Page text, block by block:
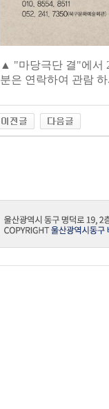
▲ "마당극단 결"에서
분은 연락하여 관람